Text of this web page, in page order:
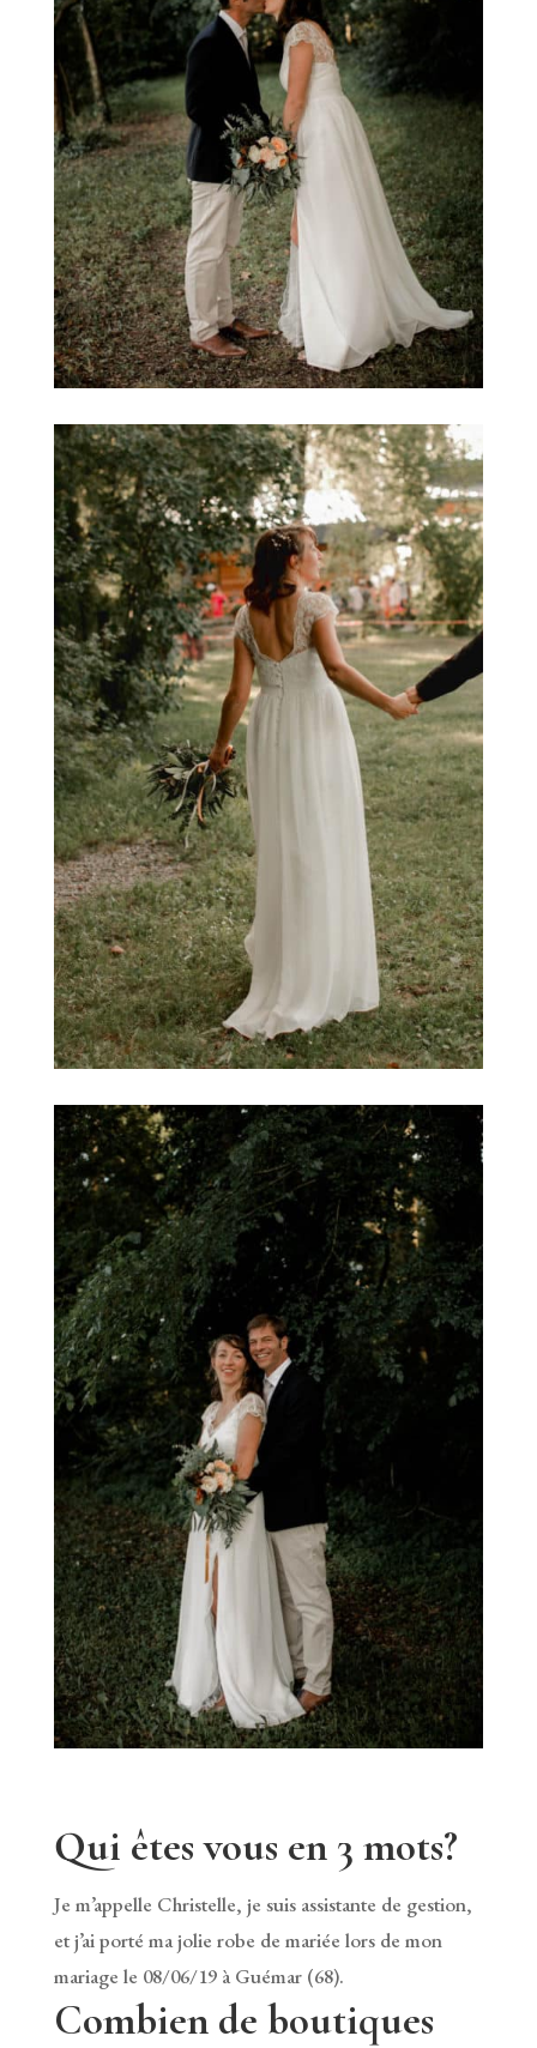
Qui êtes vous en 3 mots?
Je m’appelle Christelle, je suis assistante de gestion,
et j’ai porté ma jolie robe de mariée lors de mon
mariage le 08/06/19 à Guémar (68).
Combien de boutiques